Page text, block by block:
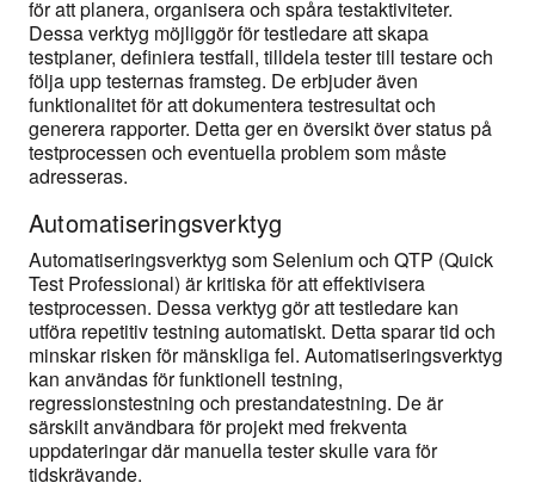
för att planera, organisera och spåra testaktiviteter.
Dessa verktyg möjliggör för testledare att skapa
testplaner, definiera testfall, tilldela tester till testare och
följa upp testernas framsteg. De erbjuder även
funktionalitet för att dokumentera testresultat och
generera rapporter. Detta ger en översikt över status på
testprocessen och eventuella problem som måste
adresseras.
Automatiseringsverktyg
Automatiseringsverktyg som Selenium och QTP (Quick
Test Professional) är kritiska för att effektivisera
testprocessen. Dessa verktyg gör att testledare kan
utföra repetitiv testning automatiskt. Detta sparar tid och
minskar risken för mänskliga fel. Automatiseringsverktyg
kan användas för funktionell testning,
regressionstestning och prestandatestning. De är
särskilt användbara för projekt med frekventa
uppdateringar där manuella tester skulle vara för
tidskrävande.